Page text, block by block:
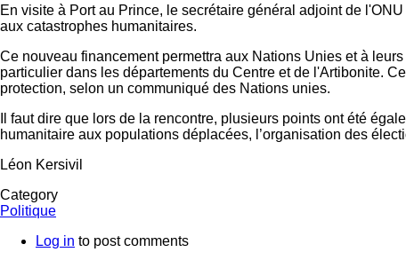
En visite à Port au Prince, le secrétaire général adjoint de
aux catastrophes humanitaires.
Ce nouveau financement permettra aux Nations Unies et à
particulier dans les départements du Centre et de l'Artibonite.
protection, selon un communiqué des Nations unies.
Il faut dire que lors de la rencontre, plusieurs points ont été
humanitaire aux populations déplacées, l’organisation des
Léon Kersivil
Category
Politique
Log in to post comments